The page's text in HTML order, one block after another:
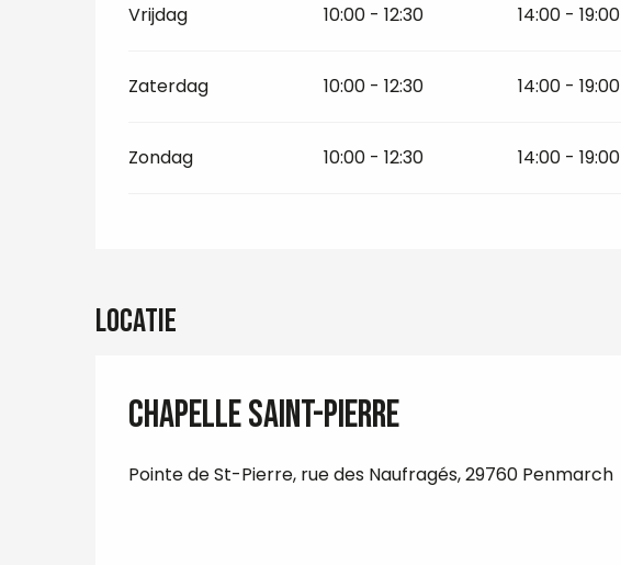
Vrijdag 10:00 - 12:30 14:00 - 19:00
Zaterdag 10:00 - 12:30 14:00 - 19:00
Zondag 10:00 - 12:30 14:00 - 19:00
Locatie
Chapelle Saint-Pierre
Pointe de St-Pierre, rue des Naufragés, 29760 Penmarch